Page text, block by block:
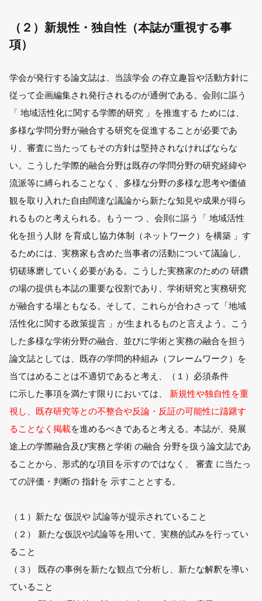
（２）新規性・独自性（本誌が重視する事
項）
学会が発行する論文誌は、当該学会 の存立趣旨や活動方針に
従って企画編集され発行されるのが通例である。会則に謳う
「 地域活性化に関する学際的研究 」を推進する ためには、
多様な学問分野が融合する研究を促進することが必要であ
り、審査に当たってもその方針は堅持されなければならな
い。こうした学際的融合分野は既存の学問分野の研究経緯や
流派等に縛られることなく、多様な分野の多様な思考や価値
観を取り入れた自由闊達な議論から新たな知見や成果が得ら
れるものと考えられる。もう一 つ 、会則に謳う「 地域活性
化を担う人財 を育成し協力体制（ネットワーク）を構築 」す
るためには、実務家も含めた当事者の活動について議論し、
切磋琢磨していく必要がある。こうした実務家のための 研鑽
の場の提供も本誌の重要な役割であり、学術研究と実務研究
が融合する場ともなる。そして、これらが合わさって「地域
活性化に関する政策提言 」が生まれるものと言えよう。こう
した多様な学術分野の融合、並びに学術と実務の融合を担う
論文誌としては、既存の学問的枠組み（フレームワーク）を
当てはめることは不適切であると考え、（１）必須条件
に示した事項を満たす限りにおいては、 新規性や独自性を重
視し、既存研究等との不整合や反論・反証の可能性に躊躇す
ることなく掲載を進めるべきであると考える。本誌が、発展
途上の学際融合及び実務と学術 の融合 分野を扱う論文誌であ
ることから、形式的な項目を示すのではなく、 審査 に当たっ
ての評価・判断の 指針を 示すこととする。
（１）新たな 仮説や 試論等が提示されていること
（２） 新たな仮説や試論等を用いて、実務的試みを行ってい
ること
（３） 既存の事例を新たな観点で分析し、新たな解釈を導い
ていること